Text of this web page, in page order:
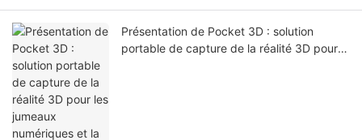
Présentation de Pocket 3D : solution
portable de capture de la réalité 3D pour